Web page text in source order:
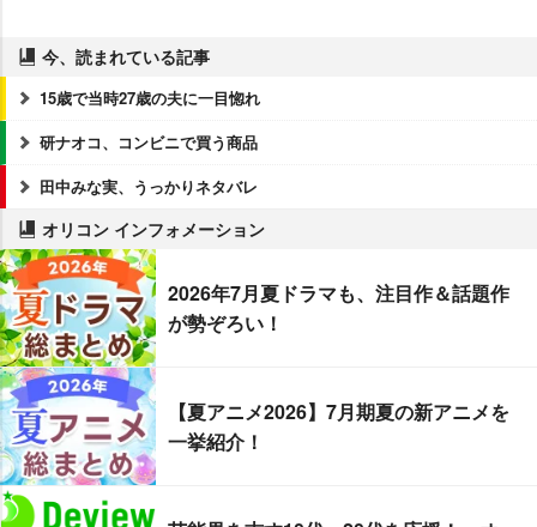
今、読まれている記事
15歳で当時27歳の夫に一目惚れ
研ナオコ、コンビニで買う商品
田中みな実、うっかりネタバレ
オリコン インフォメーション
2026年7月夏ドラマも、注目作＆話題作
が勢ぞろい！
【夏アニメ2026】7月期夏の新アニメを
一挙紹介！